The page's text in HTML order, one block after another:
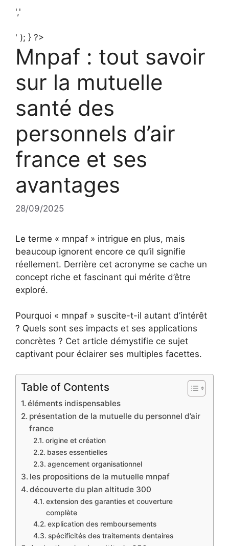
','
' ); } ?>
Mnpaf : tout savoir
sur la mutuelle
santé des
personnels d’air
france et ses
avantages
28/09/2025
Le terme « mnpaf » intrigue en plus, mais
beaucoup ignorent encore ce qu’il signifie
réellement. Derrière cet acronyme se cache un
concept riche et fascinant qui mérite d’être
exploré.
Pourquoi « mnpaf » suscite-t-il autant d’intérêt
? Quels sont ses impacts et ses applications
concrètes ? Cet article démystifie ce sujet
captivant pour éclairer ses multiples facettes.
Table of Contents
éléments indispensables
présentation de la mutuelle du personnel d’air
france
origine et création
bases essentielles
agencement organisationnel
les propositions de la mutuelle mnpaf
découverte du plan altitude 300
extension des garanties et couverture
complète
explication des remboursements
spécificités des traitements dentaires